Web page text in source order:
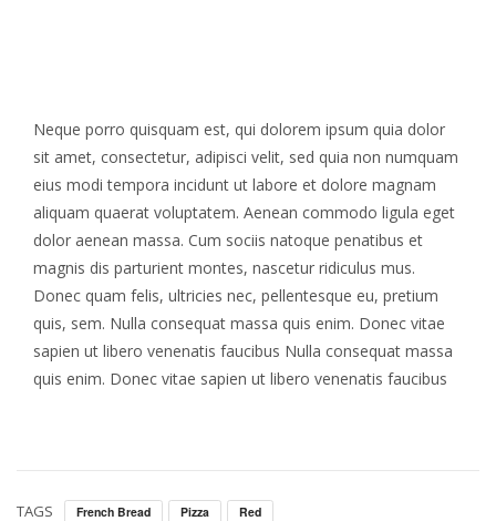
Neque porro quisquam est, qui dolorem ipsum quia dolor
sit amet, consectetur, adipisci velit, sed quia non numquam
eius modi tempora incidunt ut labore et dolore magnam
aliquam quaerat voluptatem. Aenean commodo ligula eget
dolor aenean massa. Cum sociis natoque penatibus et
magnis dis parturient montes, nascetur ridiculus mus.
Donec quam felis, ultricies nec, pellentesque eu, pretium
quis, sem. Nulla consequat massa quis enim. Donec vitae
sapien ut libero venenatis faucibus Nulla consequat massa
quis enim. Donec vitae sapien ut libero venenatis faucibus
TAGS French Bread Pizza Red